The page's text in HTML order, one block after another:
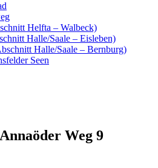
Helfta – Walbeck)
Halle/Saale – Eisleben)
Halle/Saale – Bernburg)
Seen
Weg 9